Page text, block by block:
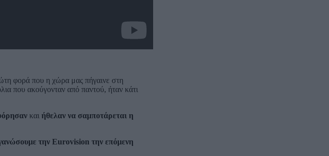
φορά που η χώρα μας πήγαινε στη
που ακούγονταν από παντού, ήταν κάτι
και ήθελαν να σαμποτάρεται η
την Eurovision την επόμενη